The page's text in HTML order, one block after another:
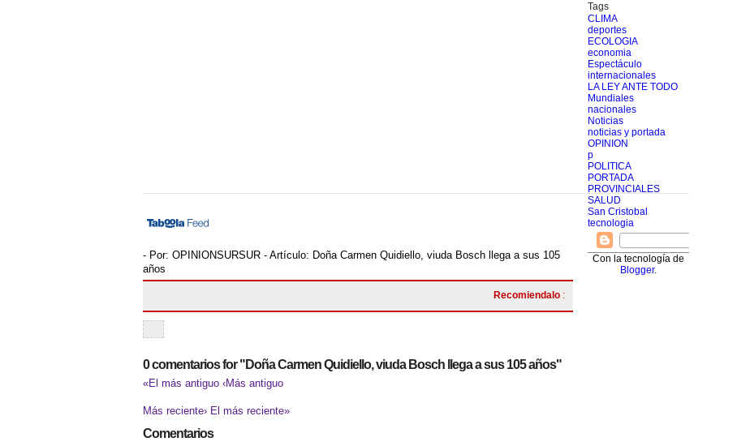
- Por: OPINIONSURSUR - Artículo: Doña Carmen Quidiello, viuda Bosch llega a sus 105
años
Recomiendalo :
0 comentarios for "Doña Carmen Quidiello, viuda Bosch llega a sus 105 años"
«El más antiguo ‹Más antiguo
Más reciente› El más reciente»
Comentarios
Tags
CLIMA
deportes
ECOLOGIA
economia
Espectáculo
internacionales
LA LEY ANTE TODO
Mundiales
nacionales
Noticias
noticias y portada
OPINION
p
POLITICA
PORTADA
PROVINCIALES
SALUD
San Cristobal
tecnologia
Con la tecnología de
Blogger.